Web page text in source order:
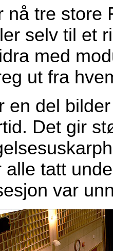
nå tre store
selv til et
med
ut fra
en del
Det gir
alle tatt
var